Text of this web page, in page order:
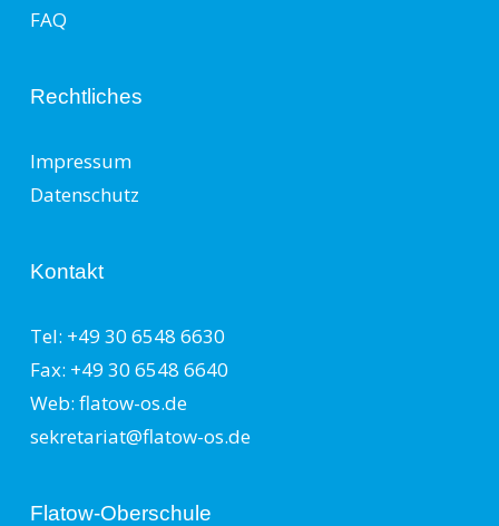
FAQ
Rechtliches
Impressum
Datenschutz
Kontakt
Tel: +49 30 6548 6630
Fax: +49 30 6548 6640
Web: flatow-os.de
sekretariat@flatow-os.de
Flatow-Oberschule